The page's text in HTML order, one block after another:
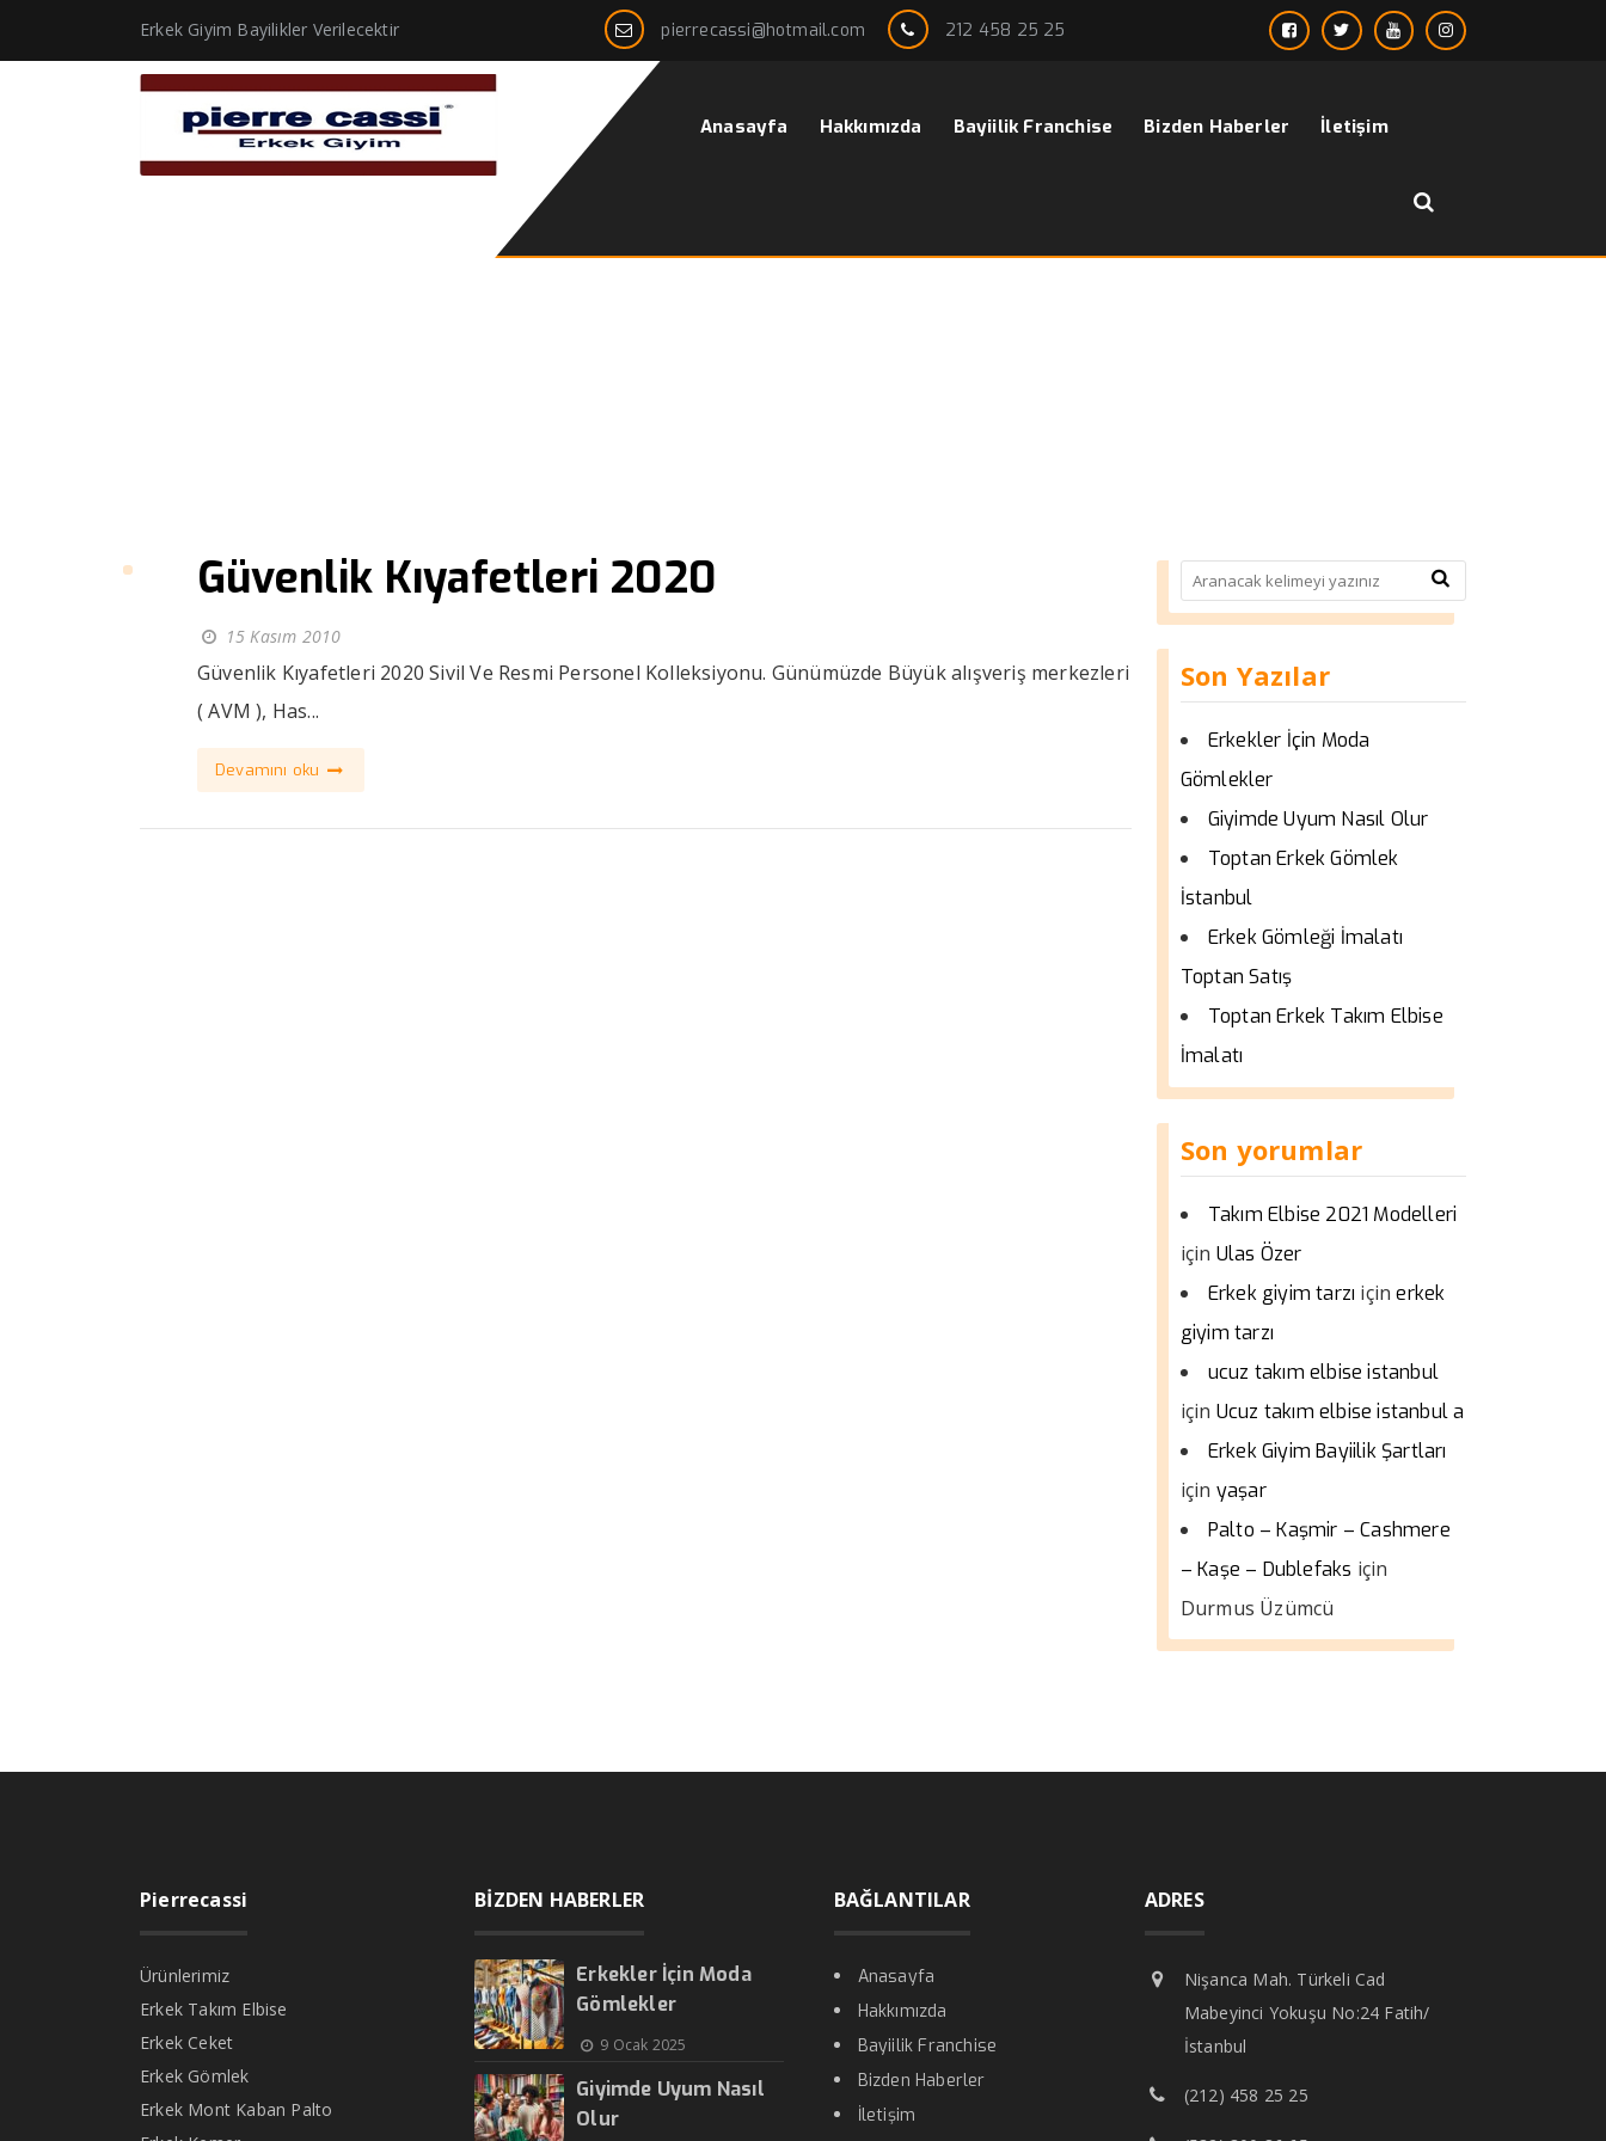
Erkek Giyim Bayilikler Verilecektir pierrecassi@hotmail.com 212 458 25 25
Anasayfa Hakkımızda Bayiilik Franchise Bizden Haberler İletişim
Güvenlik Kıyafetleri 2020
15 Kasım 2010
Güvenlik Kıyafetleri 2020 Sivil Ve Resmi Personel Kolleksiyonu. Günümüzde Büyük alışveriş merkezleri
( AVM ), Has...
Devamını oku
Son Yazılar
Erkekler İçin Moda
Gömlekler
Giyimde Uyum Nasıl Olur
Toptan Erkek Gömlek
İstanbul
Erkek Gömleği İmalatı
Toptan Satış
Toptan Erkek Takım Elbise
İmalatı
Son yorumlar
Takım Elbise 2021 Modelleri
için Ulas Özer
Erkek giyim tarzı içinerkek
giyim tarzı
ucuz takım elbise istanbul
için Ucuz takım elbise istanbul a
Erkek Giyim Bayiilik Şartları
için yaşar
Palto – Kaşmir – Cashmere
– Kaşe – Dublefaks için
Durmus Üzümcü
Pierrecassi
Ürünlerimiz
Erkek Takım Elbise
Erkek Ceket
Erkek Gömlek
Erkek Mont Kaban Palto
BİZDEN HABERLER
Erkekler İçin Moda
Gömlekler
9 Ocak 2025
Giyimde Uyum Nasıl
Olur
BAĞLANTILAR
Anasayfa
Hakkımızda
Bayiilik Franchise
Bizden Haberler
İletişim
ADRES
Nişanca Mah. Türkeli Cad
Mabeyinci Yokuşu No:24 Fatih/
İstanbul
(212) 458 25 25